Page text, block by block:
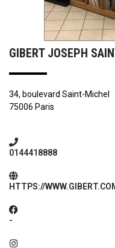
GIBERT JOSEPH
34, boulevard Saint-Michel
75006 Paris
0144418888
HTTPS://
-